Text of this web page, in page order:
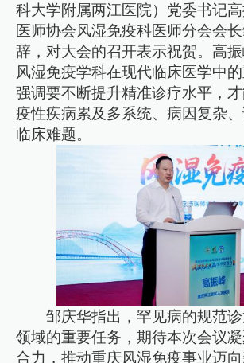
科大学附属两江医院）党委书记
医师协会风湿免疫科医师分会会
辞，对大会的召开表示祝贺。高
风湿免疫学科在现代临床医学中
强调要不断提升精准诊疗水平，
疫性疾病累及多系统、病因复杂
临床难题。
邹庆华指出，罕见病的规范
领域的重要任务，期待本次会议
合力，推动重庆风湿免疫事业迈向